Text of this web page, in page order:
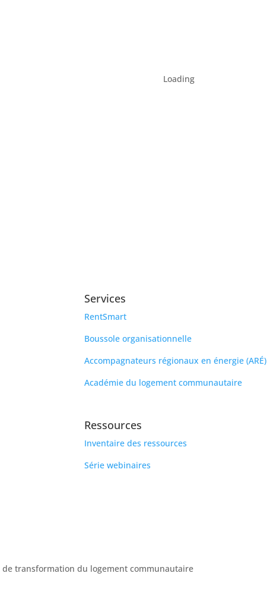
Loading
Services
RentSmart
Boussole organisationnelle
Accompagnateurs régionaux en énergie (ARÉ)
Académie du logement communautaire
Ressources
Inventaire des ressources
Série webinaires
transformation du logement communautaire